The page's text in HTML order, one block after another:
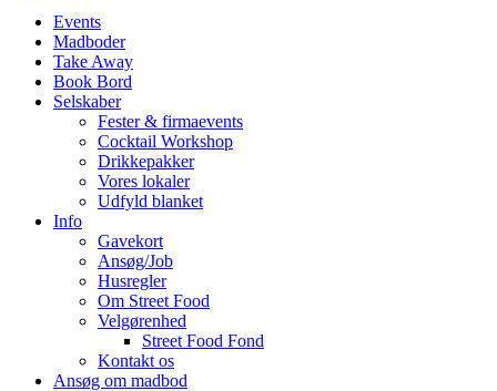
Events
Madboder
Take Away
Book Bord
Selskaber
Fester & firmaevents
Cocktail Workshop
Drikkepakker
Vores lokaler
Udfyld blanket
Info
Gavekort
Ansøg/Job
Husregler
Om Street Food
Velgørenhed
Street Food Fond
Kontakt os
Ansøg om madbod